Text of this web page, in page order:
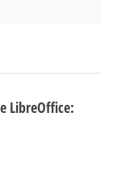
LibreOffice: